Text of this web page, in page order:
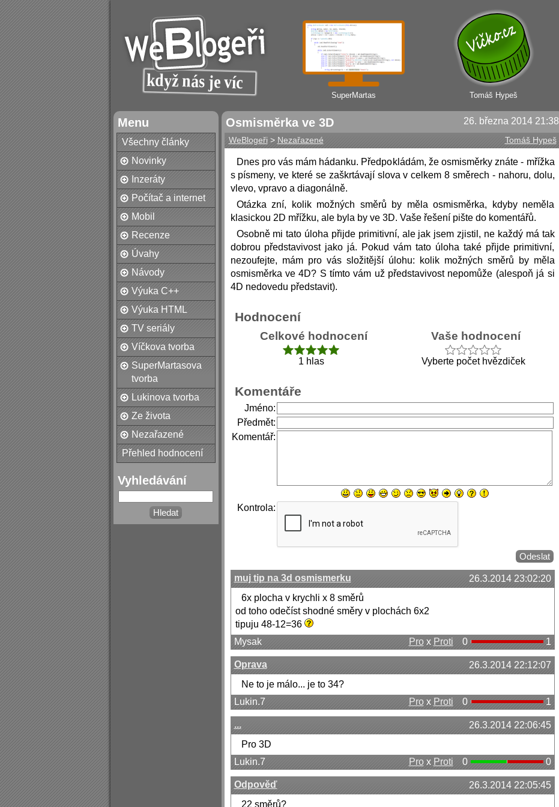
Tomáš Hypeš
SuperMartas
Menu
Všechny články
Novinky
Inzeráty
Počítač a internet
Mobil
Recenze
Úvahy
Návody
Výuka C++
Výuka HTML
TV seriály
Víčkova tvorba
SuperMartasova
tvorba
Lukinova tvorba
Ze života
Nezařazené
Přehled hodnocení
Vyhledávání
26. března 2014 21:38
Osmisměrka ve 3D
Tomáš Hypeš
WeBlogeři > Nezařazené
Dnes pro vás mám hádanku. Předpokládám, že osmisměrky znáte - mřížka
s písmeny, ve které se zaškrtávají slova v celkem 8 směrech - nahoru, dolu,
vlevo, vpravo a diagonálně.
Otázka zní, kolik možných směrů by měla osmisměrka, kdyby neměla
klasickou 2D mřížku, ale byla by ve 3D. Vaše řešení pište do komentářů.
Osobně mi tato úloha přijde primitivní, ale jak jsem zjistil, ne každý má tak
dobrou představivost jako já. Pokud vám tato úloha také přijde primitivní,
nezoufejte, mám pro vás složitější úlohu: kolik možných směrů by měla
osmisměrka ve 4D? S tímto vám už představivost nepomůže (alespoň já si
4D nedovedu představit).
Hodnocení
Celkové hodnocení
1 hlas
Vaše hodnocení
Vyberte počet hvězdiček
Komentáře
Jméno:
Předmět:
Komentář:
Kontrola:
26.3.2014 23:02:20
muj tip na 3d osmismerku
6x plocha v krychli x 8 směrů
od toho odečíst shodné směry v plochách 6x2
tipuju 48-12=36
Mysak
Prox Proti 0 1
26.3.2014 22:12:07
Oprava
Ne to je málo... je to 34?
Lukin.7
Prox Proti 0 1
26.3.2014 22:06:45
...
Pro 3D
Lukin.7
Prox Proti 0 0
26.3.2014 22:05:45
Odpověď
22 směrů?